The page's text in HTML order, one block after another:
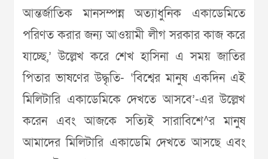
আন্তর্জাতিক মানসম্পন্ন অত্যাধুনিক একাডেমিতে
পরিণত করার জন্য আওয়ামী লীগ সরকার কাজ করে
যাচ্ছে,’ উল্লেখ করে শেখ হাসিনা এ সময় জাতির
পিতার ভাষণের উদ্ধৃতি- ‘বিশ্বের মানুষ একদিন এই
মিলিটারি একাডেমিকে দেখতে আসবে’-এর উল্লেখ
করেন এবং আজকে সত্যিই সারাবিশে^র মানুষ
আমাদের মিলিটারি একাডেমি দেখতে আসছে এবং